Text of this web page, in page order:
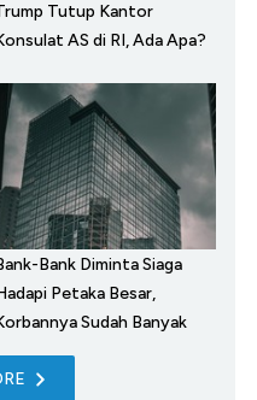
Tutup Kantor
AS di RI, Ada Apa?
Bank Diminta Siaga
Petaka Besar,
Sudah Banyak